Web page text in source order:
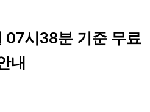
시38분 기준 무료
내